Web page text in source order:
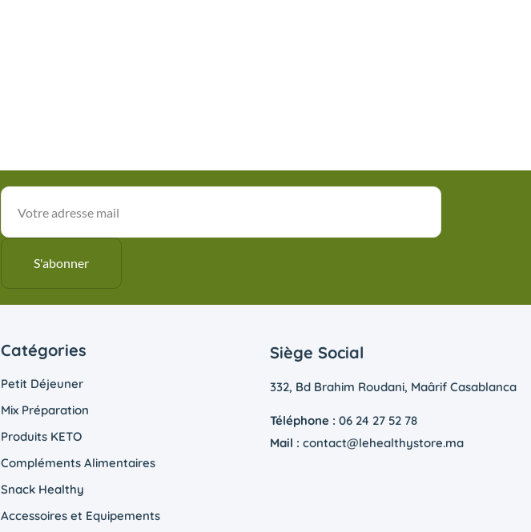
Catégories
Petit Déjeuner
Mix Préparation
Produits KETO
Compléments Alimentaires
Snack Healthy
Accessoires et Equipements
Siège Social
332, Bd Brahim Roudani, Maârif Casablanca
Téléphone : 06 24 27 52 78
Mail : contact@lehealthystore.ma